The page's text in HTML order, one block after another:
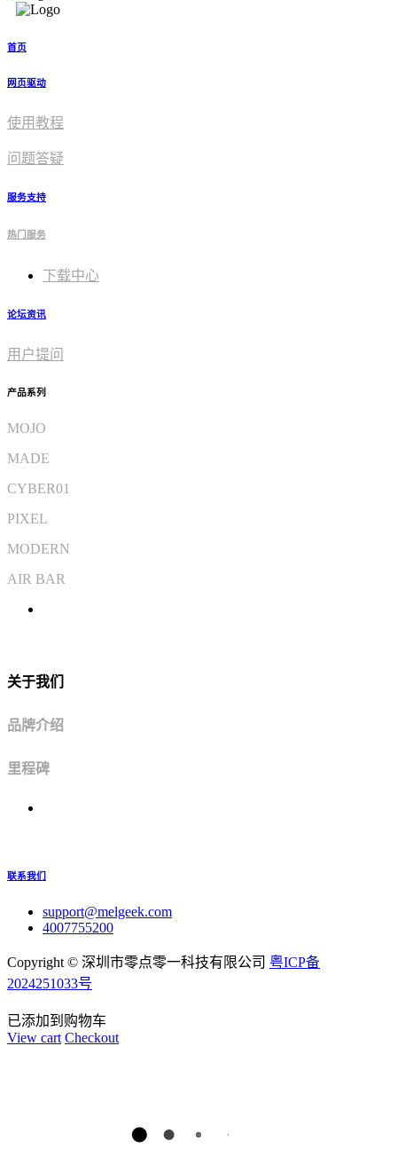
首页
网页驱动
使用教程​
问题答疑
服务支持
热门服务
下载中心
论坛资讯
用户提问
产品系列
MOJO
MADE
CYBER01
PIXEL
MODERN
AIR BAR
关于我们
品牌介绍
里程碑
联系我们
support@melgeek.com
4007755200
Copyright © 深圳市零点零一科技有限公司 粤ICP备
2024251033号
已添加到购物车
View cart Checkout